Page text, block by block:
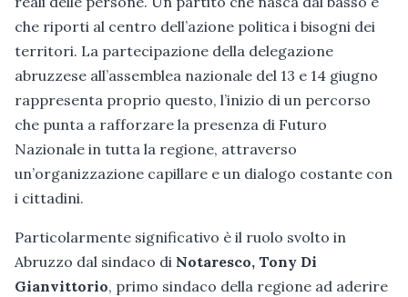
che riporti al centro dell’azione politica i bisogni dei
territori. La partecipazione della delegazione
abruzzese all’assemblea nazionale del 13 e 14 giugno
rappresenta proprio questo, l’inizio di un percorso
che punta a rafforzare la presenza di Futuro
Nazionale in tutta la regione, attraverso
un’organizzazione capillare e un dialogo costante con
i cittadini.
Particolarmente significativo è il ruolo svolto in
Abruzzo dal sindaco di Notaresco, Tony Di
Gianvittorio, primo sindaco della regione ad aderire